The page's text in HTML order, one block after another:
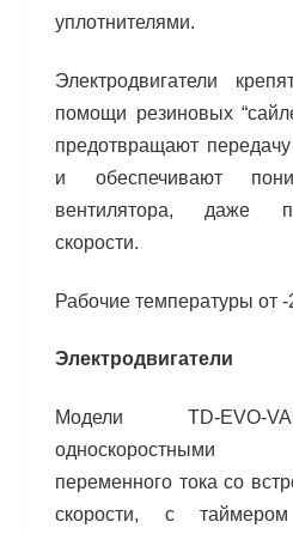
уплотнителями.
Электродвигатели
помощи резиновых
предотвращают
и обеспечивают
вентилятора, даже
скорости.
Рабочие температуры от
Электродвигатели
Модели TD-EVO-
односкоростными
переменного тока со
скорости, с